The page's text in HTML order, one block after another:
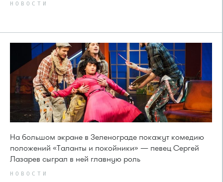
НОВОСТИ
На большом экране в Зеленограде покажут комедию
положений «Таланты и покойники» — певец Сергей
Лазарев сыграл в ней главную роль
НОВОСТИ